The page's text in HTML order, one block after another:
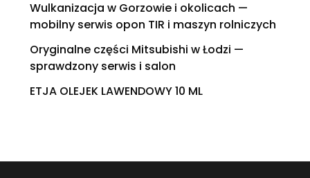
Wulkanizacja w Gorzowie i okolicach —
mobilny serwis opon TIR i maszyn rolniczych
Oryginalne części Mitsubishi w Łodzi —
sprawdzony serwis i salon
ETJA OLEJEK LAWENDOWY 10 ML